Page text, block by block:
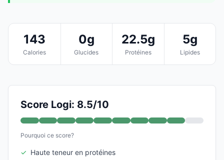
143
Calories
0g
Glucides
22.5g
Protéines
5g
Lipides
Score Logi: 8.5/10
Pourquoi ce score?
✓ Haute teneur en protéines